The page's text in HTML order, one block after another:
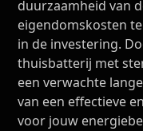
duurzaamheid van
eigendomskosten
in de investering.
thuisbatterij met
een verwachte
van een effectieve
voor jouw